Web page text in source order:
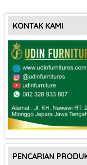
KONTAK KAMI
PENCARIAN